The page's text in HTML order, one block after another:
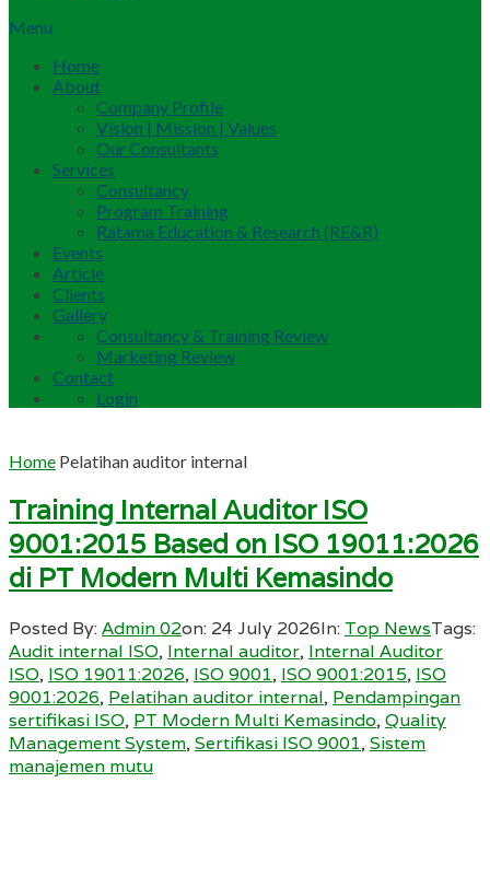
Menu
Home
About
Company Profile
Vision | Mission | Values
Our Consultants
Services
Consultancy
Program Training
Ratama Education & Research (RE&R)
Events
Article
Clients
Gallery
Consultancy & Training Review
Marketing Review
Contact
Login
Home Pelatihan auditor internal
Training Internal Auditor ISO
9001:2015 Based on ISO 19011:2026
di PT Modern Multi Kemasindo
Posted By:Admin 02on: 24 July 2026In: Top NewsTags:
Audit internal ISO, Internal auditor, Internal Auditor
ISO, ISO 19011:2026, ISO 9001, ISO 9001:2015, ISO
9001:2026, Pelatihan auditor internal, Pendampingan
sertifikasi ISO, PT Modern Multi Kemasindo,Quality
Management System,Sertifikasi ISO 9001,Sistem
manajemen mutu